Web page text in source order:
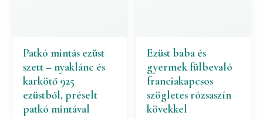
Patkó mintás ezüst
szett – nyaklánc és
karkötő 925
ezüstből, préselt
patkó mintával
Ezüst baba és
gyermek fülbevaló
franciakapcsos
szögletes rózsaszín
kövekkel